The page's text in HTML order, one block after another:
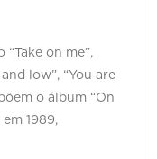
on me”,
low”, “You are
o álbum “On
1989,